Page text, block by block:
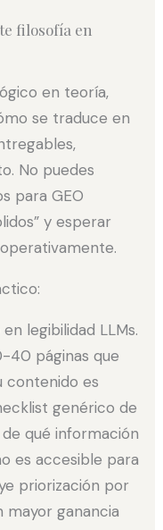
filosofía en
en teoría,
se traduce en
No puedes
para GEO
y esperar
legibilidad LLMs.
40 páginas que
contenido es
genérico de
de qué información
es accesible para
priorización por
mayor ganancia